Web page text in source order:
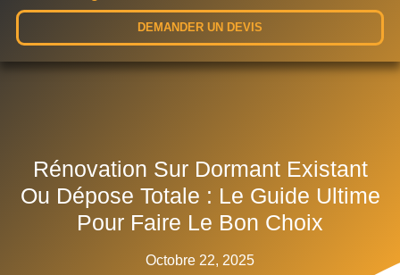
DEMANDER UN DEVIS
Rénovation Sur Dormant Existant
Ou Dépose Totale : Le Guide Ultime
Pour Faire Le Bon Choix
Octobre 22, 2025